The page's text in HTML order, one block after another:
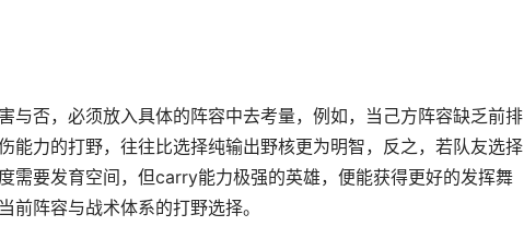
与否，必须放入具体的阵容中去考量，例如，当己方阵容缺乏前排
能力的打野，往往比选择纯输出野核更为明智，反之，若队友选择
需要发育空间，但carry能力极强的英雄，便能获得更好的发挥舞
前阵容与战术体系的打野选择。